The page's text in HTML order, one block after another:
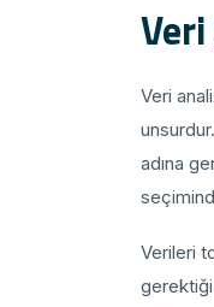
Veri
adına
Verileri
gerektiği